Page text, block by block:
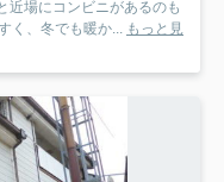
近場にコンビニがあるのも
く、冬でも暖か... もっと見